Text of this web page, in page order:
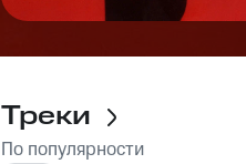
Треки
По популярности